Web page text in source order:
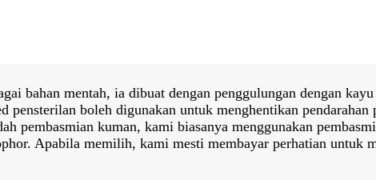
bahan mentah, ia dibuat dengan penggulungan dengan
boleh digunakan untuk menghentikan pendarahan
pembasmian kuman, kami biasanya menggunakan
Apabila memilih, kami mesti membayar perhatian untuk